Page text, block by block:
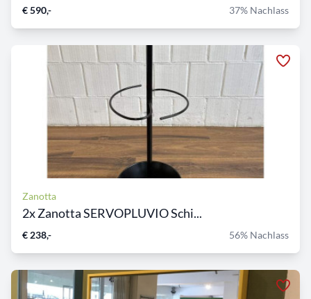
€ 590,- 37% Nachlass
Zanotta
2x Zanotta SERVOPLUVIO Schi...
€ 238,- 56% Nachlass